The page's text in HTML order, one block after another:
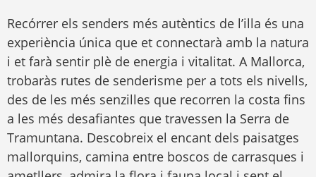
Recórrer els senders més autèntics de l’illa és una
experiència única que et connectarà amb la natura
i et farà sentir plè de energia i vitalitat. A Mallorca,
trobaràs rutes de senderisme per a tots els nivells,
des de les més senzilles que recorren la costa fins
a les més desafiantes que travessen la Serra de
Tramuntana. Descobreix el encant dels paisatges
mallorquins, camina entre boscos de carrasques i